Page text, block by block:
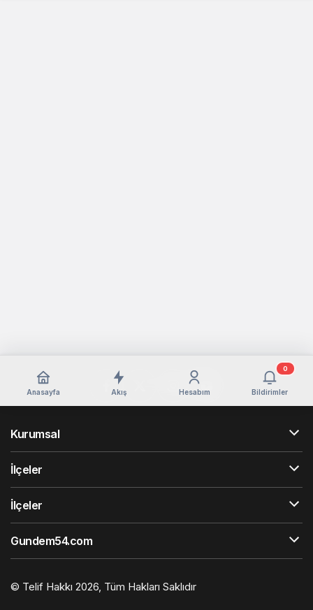
Anasayfa Akış Hesabım Bildirimler
0
Kurumsal
İlçeler
İlçeler
Gundem54.com
© Telif Hakkı 2026, Tüm Hakları Saklıdır